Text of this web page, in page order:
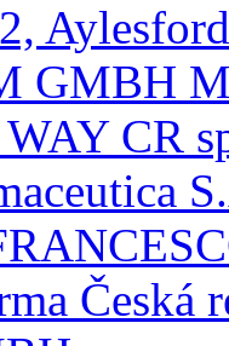
Aylesford
GMBH
CR
Česká